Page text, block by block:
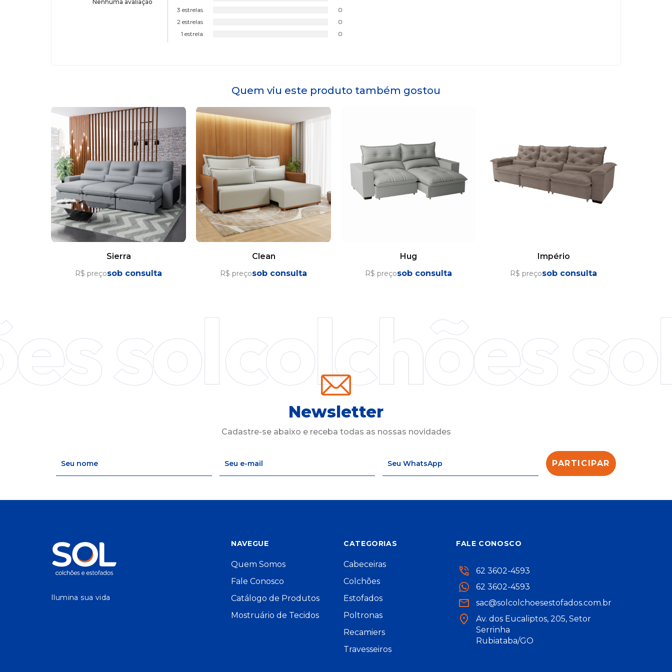
Nenhuma avaliação
3 estrelas
0
2 estrelas
0
1 estrela
0
Quem viu este produto também gostou
Sierra
R$ preçosob consulta
Clean
R$ preçosob consulta
Hug
R$ preçosob consulta
Império
R$ preçosob consulta
Newsletter
Cadastre-se abaixo e receba todas as nossas novidades
Ilumina sua vida
NAVEGUE
Quem Somos
Fale Conosco
Catálogo de Produtos
Mostruário de Tecidos
CATEGORIAS
Cabeceiras
Colchões
Estofados
Poltronas
Recamiers
Travesseiros
FALE CONOSCO
62 3602-4593
62 3602-4593
sac@solcolchoesestofados.com.br
Av. dos Eucaliptos, 205, Setor
Serrinha
Rubiataba/GO